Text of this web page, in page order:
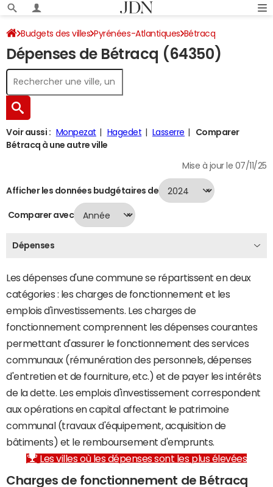
Budgets des villes Pyrénées-Atlantiques Bétracq
Dépenses 2024
Dépenses de Bétracq (64350)
Voir aussi : Monpezat Hagedet Lasserre
Comparer
Bétracq à une autre ville
Mise à jour le 07/11/25
Afficher les données budgétaires de
Comparer avec
Dépenses
Les dépenses d'une commune se répartissent en deux
catégories : les charges de fonctionnement et les
emplois d'investissements. Les charges de
fonctionnement comprennent les dépenses courantes
permettant d'assurer le fonctionnement des services
communaux (rémunération des personnels, dépenses
d'entretien et de fourniture, etc.) et de payer les intérêts
de la dette. Les emplois d'investissement correspondent
aux opérations en capital affectant le patrimoine
communal (travaux d'équipement, acquisition de
bâtiments) et le remboursement d'emprunts.
Les villes où les dépenses sont les plus élevées
Charges de fonctionnement de Bétracq